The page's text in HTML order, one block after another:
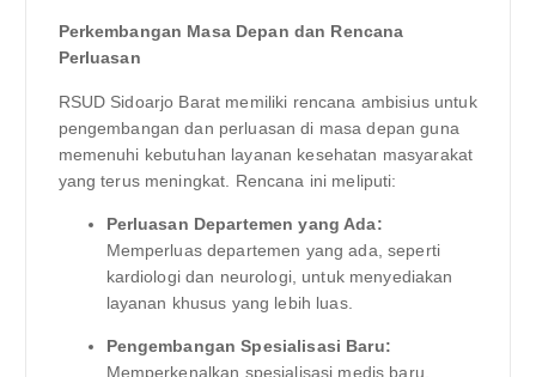
Perkembangan Masa Depan dan Rencana
Perluasan
RSUD Sidoarjo Barat memiliki rencana ambisius untuk
pengembangan dan perluasan di masa depan guna
memenuhi kebutuhan layanan kesehatan masyarakat
yang terus meningkat. Rencana ini meliputi:
Perluasan Departemen yang Ada:
Memperluas departemen yang ada, seperti
kardiologi dan neurologi, untuk menyediakan
layanan khusus yang lebih luas.
Pengembangan Spesialisasi Baru:
Memperkenalkan spesialisasi medis baru,